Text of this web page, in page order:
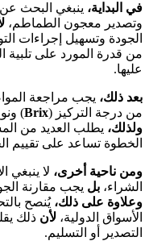
في البداية، ينبغي البحث عن
وتصدير معجون الطماطم،
الجودة وتسهيل إجراءات
من قدرة المورد على تلبية
عليها.
بعد ذلك، يجب مراجعة
من درجة التركيز (Brix
)
ولذلك، يطلب العديد من
الخطوة تساعد على تقييم
ومن ناحية أخرى، لا ينبغي
الشراء، بل يجب مقارنة
وعلاوة على ذلك، يُنصح
الأسواق الدولية، لأن ذلك
التصدير أو التسليم.